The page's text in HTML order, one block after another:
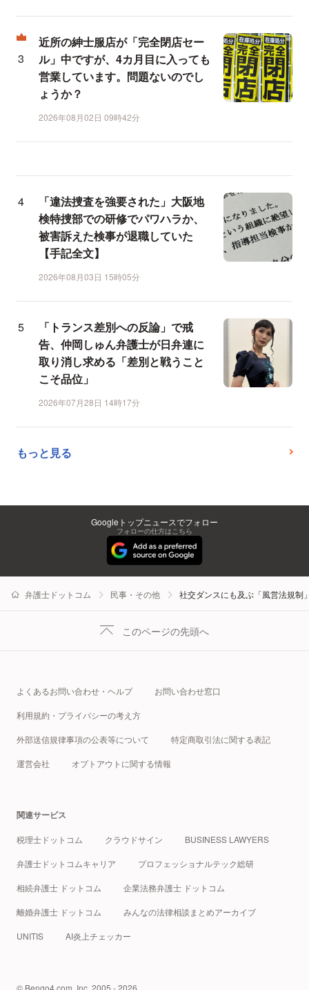
近所の紳士服店が「完全閉店セー
ル」中ですが、4カ月目に入っても
営業しています。問題ないのでし
ょうか？
2026年08月02日 09時42分
「違法捜査を強要された」大阪地
検特捜部での研修でパワハラか、
被害訴えた検事が退職していた
【手記全文】
2026年08月03日 15時05分
「トランス差別への反論」で戒
告、仲岡しゅん弁護士が日弁連に
取り消し求める「差別と戦うこと
こそ品位」
2026年07月28日 14時17分
もっと見る
Googleトップニュースでフォロー
フォローの仕方はこちら
弁護士ドットコム 民事・その他 社交ダンスにも及ぶ「風営法規制
このページの先頭へ
よくあるお問い合わせ・ヘルプ お問い合わせ窓口
利用規約・プライバシーの考え方
外部送信規律事項の公表等について 特定商取引法に関する表記
運営会社 オプトアウトに関する情報
関連サービス
税理士ドットコム クラウドサイン BUSINESS LAWYERS
弁護士ドットコムキャリア プロフェッショナルテック総研
相続弁護士 ドットコム 企業法務弁護士 ドットコム
離婚弁護士 ドットコム みんなの法律相談まとめアーカイブ
UNITIS AI炎上チェッカー